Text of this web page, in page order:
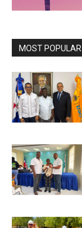
MOST POPULAR